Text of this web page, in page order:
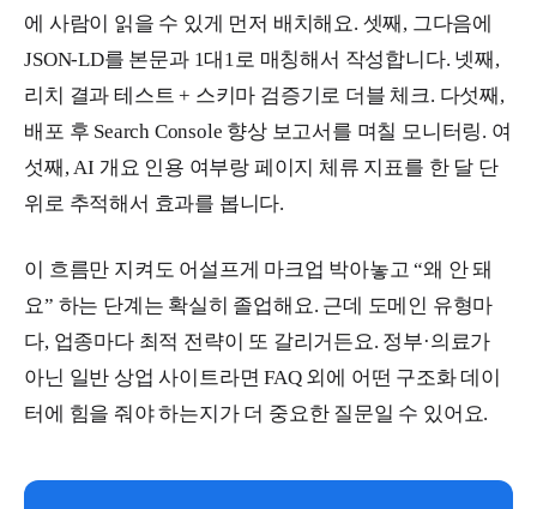
에 사람이 읽을 수 있게 먼저 배치해요. 셋째, 그다음에
JSON-LD를 본문과 1대1로 매칭해서 작성합니다. 넷째,
리치 결과 테스트 + 스키마 검증기로 더블 체크. 다섯째,
배포 후 Search Console 향상 보고서를 며칠 모니터링. 여
섯째, AI 개요 인용 여부랑 페이지 체류 지표를 한 달 단
위로 추적해서 효과를 봅니다.
이 흐름만 지켜도 어설프게 마크업 박아놓고 “왜 안 돼
요” 하는 단계는 확실히 졸업해요. 근데 도메인 유형마
다, 업종마다 최적 전략이 또 갈리거든요. 정부·의료가
아닌 일반 상업 사이트라면 FAQ 외에 어떤 구조화 데이
터에 힘을 줘야 하는지가 더 중요한 질문일 수 있어요.